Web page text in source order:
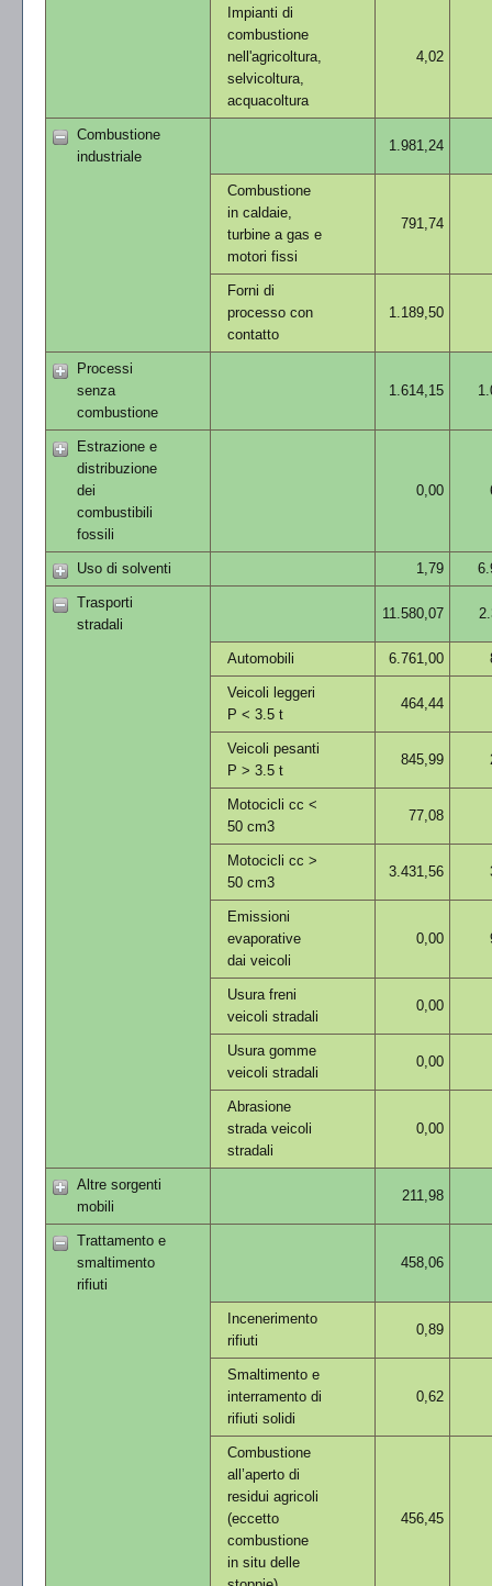
Impianti di
combustione
nell'agricoltura,
selvicoltura,
acquacoltura
4,02
Combustione
industriale
1.981,24
Combustione
in caldaie,
turbine a gas e
motori fissi
791,74
Forni di
processo con
contatto
1.189,50
Processi
senza
combustione
1.614,15
Estrazione e
distribuzione
dei
combustibili
fossili
0,00
Uso di solventi 1,79
Trasporti
stradali
11.580,07
Automobili 6.761,00
Veicoli leggeri
P < 3.5 t
464,44
Veicoli pesanti
P > 3.5 t
845,99
Motocicli cc <
50 cm3
77,08
Motocicli cc >
50 cm3
3.431,56
Emissioni
evaporative
dai veicoli
0,00
Usura freni
veicoli stradali
0,00
Usura gomme
veicoli stradali
0,00
Abrasione
strada veicoli
stradali
0,00
Altre sorgenti
mobili
211,98
Trattamento e
smaltimento
rifiuti
458,06
Incenerimento
rifiuti
0,89
Smaltimento e
interramento di
rifiuti solidi
0,62
Combustione
all’aperto di
residui agricoli
(eccetto
combustione
in situ delle
456,45